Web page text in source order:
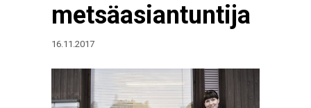
metsäasiantuntija
16.11.2017